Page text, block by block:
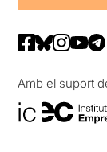
Amb el suport